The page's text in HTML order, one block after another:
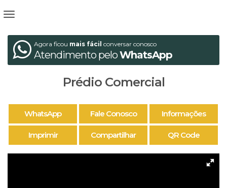
Agora ficou mais fácil conversar conosco
Atendimento peloWhatsApp
Prédio Comercial
WhatsApp Fale Conosco Informações
Imprimir Compartilhar QR Code